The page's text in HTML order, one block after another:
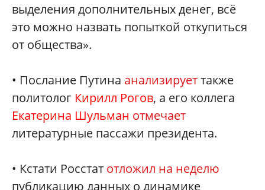
выделения дополнительных денег, всё
это можно назвать попыткой откупиться
от общества».
• Послание Путина анализируеттакже
политолог Кирилл Рогов, а его коллега
Екатерина Шульман отмечает
литературные пассажи президента.
• Кстати Росстат отложил на неделю
публикацию данных о динамике